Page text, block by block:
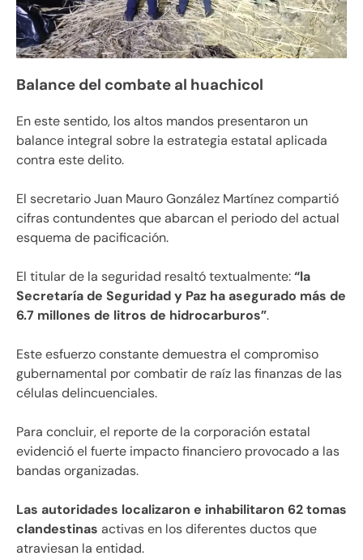
Balance del combate al huachicol
En este sentido, los altos mandos presentaron un
balance integral sobre la estrategia estatal aplicada
contra este delito.
El secretario Juan Mauro González Martínez compartió
cifras contundentes que abarcan el periodo del actual
esquema de pacificación.
El titular de la seguridad resaltó textualmente:“la
Secretaría de Seguridad y Paz ha asegurado más de
6.7 millones de litros de hidrocarburos”.
Este esfuerzo constante demuestra el compromiso
gubernamental por combatir de raíz las finanzas de las
células delincuenciales.
Para concluir, el reporte de la corporación estatal
evidenció el fuerte impacto financiero provocado a las
bandas organizadas.
Las autoridades localizaron e inhabilitaron 62 tomas
clandestinas activas en los diferentes ductos que
atraviesan la entidad.